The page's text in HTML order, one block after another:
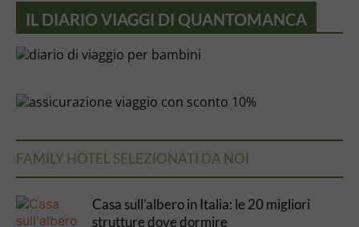
IL DIARIO VIAGGI DI QUANTOMANCA
FAMILY HOTEL SELEZIONATI DA NOI
Casa sull’albero in Italia: le 20 migliori
strutture dove dormire